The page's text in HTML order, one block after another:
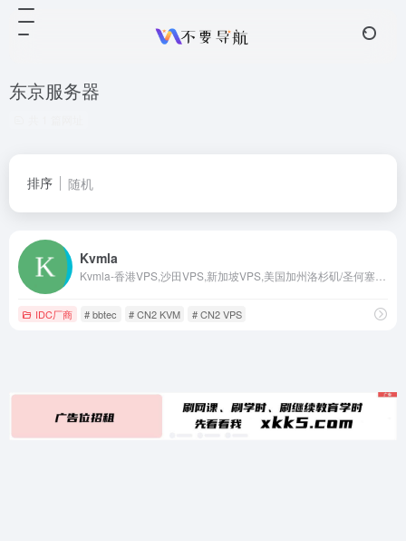
东京服务器
排序 随机
Kvmla
IDC厂商 # bbtec # CN2 KVM # CN2 VPS